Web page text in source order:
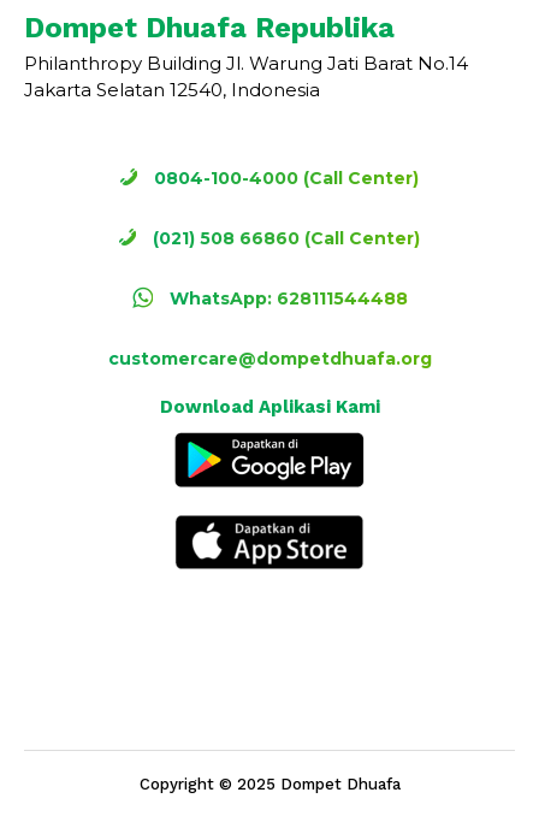
Dompet Dhuafa Republika
Philanthropy Building Jl. Warung Jati Barat No.14
Jakarta Selatan 12540, Indonesia
0804-100-4000 (Call Center)
(021) 508 66860 (Call Center)
WhatsApp: 628111544488
customercare@dompetdhuafa.org
Download Aplikasi Kami
Copyright © 2025 Dompet Dhuafa